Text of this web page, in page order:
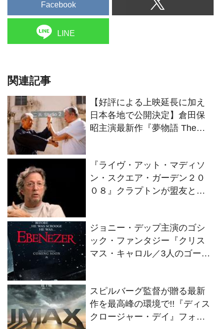
Facebook
LINE
関連記事
【好評による上映延長に加え
日本各地で公開決定】倉田保
昭主演最新作『夢物語 The
『ライヴ・アット・マディソ
ン・スクエア・ガーデン２０
０８』クラプトンが盟友との
ジョニー・デップ主演のゴシ
ック・ファンタジー『クリス
マス・キャロル／3人のゴース
スピルバーグ監督が贈る最新
作を最高峰の環境で!!『ディス
クロージャー・デイ』フォー